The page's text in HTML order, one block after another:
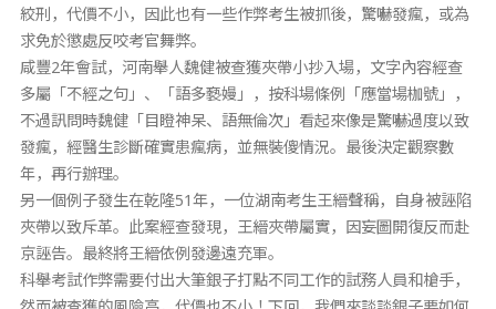
絞刑，代價不小，因此也有一些作弊考生被抓後，驚嚇發瘋，或為
求免於懲處反咬考官舞弊。
咸豐2年會試，河南舉人魏健被查獲夾帶小抄入場，文字內容經查
多屬「不經之句」、「語多褻嫚」，按科場條例「應當場枷號」，
不過訊問時魏健「目瞪神呆、語無倫次」看起來像是驚嚇過度以致
發瘋，經醫生診斷確實患瘋病，並無裝傻情況。最後決定觀察數
年，再行辦理。
另一個例子發生在乾隆51年，一位湖南考生王縉聲稱，自身被誣陷
夾帶以致斥革。此案經查發現，王縉夾帶屬實，因妄圖開復反而赴
京誣告。最終將王縉依例發邊遠充軍。
科舉考試作弊需要付出大筆銀子打點不同工作的試務人員和槍手，